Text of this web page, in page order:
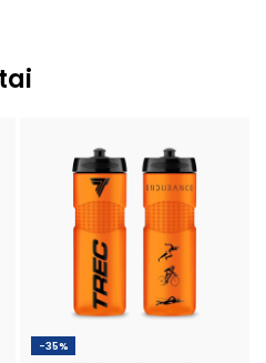
-35%